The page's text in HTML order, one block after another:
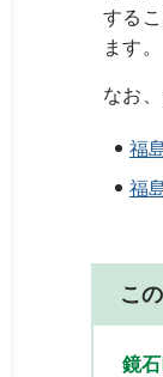
する
ます。
なお
福
福
こ
鏡